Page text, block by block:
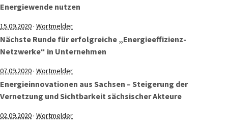
Energiewende nutzen
15.09.2020· Wortmelder
Nächste Runde für erfolgreiche „Energieeffizienz-
Netzwerke“ in Unternehmen
07.09.2020· Wortmelder
Energieinnovationen aus Sachsen – Steigerung der
Vernetzung und Sichtbarkeit sächsischer Akteure
02.09.2020· Wortmelder